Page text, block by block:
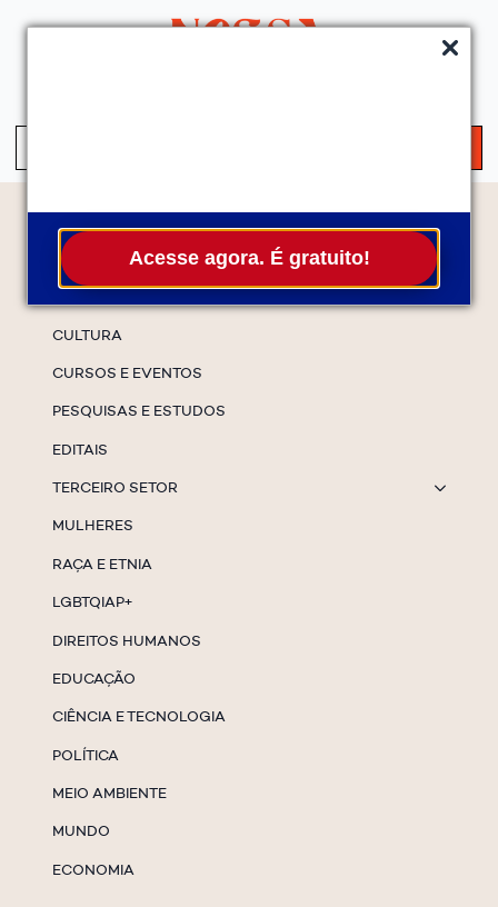
Acesse agora. É gratuito!
Temas
CULTURA
CURSOS E EVENTOS
PESQUISAS E ESTUDOS
EDITAIS
TERCEIRO SETOR
MULHERES
RAÇA E ETNIA
LGBTQIAP+
DIREITOS HUMANOS
EDUCAÇÃO
CIÊNCIA E TECNOLOGIA
POLÍTICA
MEIO AMBIENTE
MUNDO
ECONOMIA